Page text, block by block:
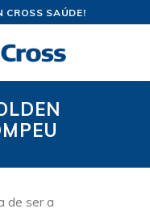
CROSS SAÚDE!
de ser a